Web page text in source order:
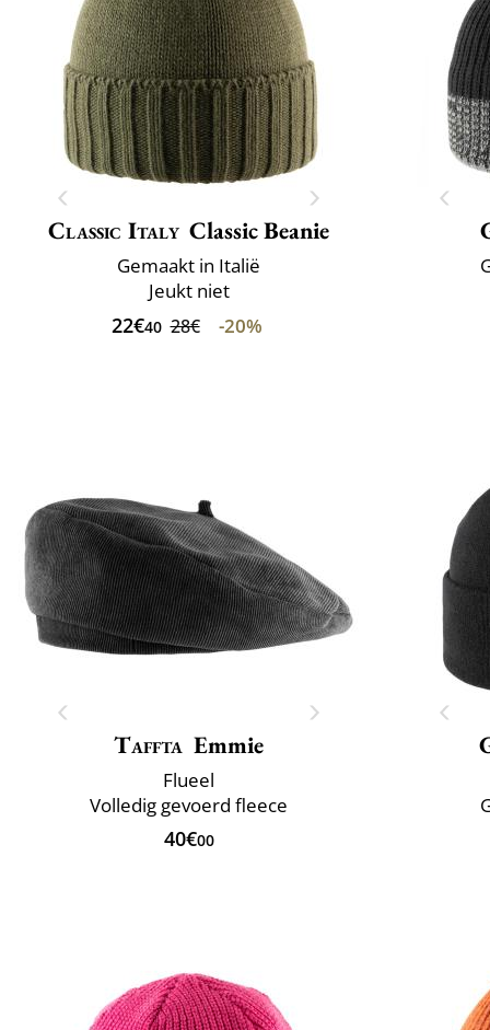
Classic Italy Classic Beanie
Gemaakt in Italië
Jeukt niet
22€40 28€ -20%
Taffta Emmie
Flueel
Volledig gevoerd fleece
40€00